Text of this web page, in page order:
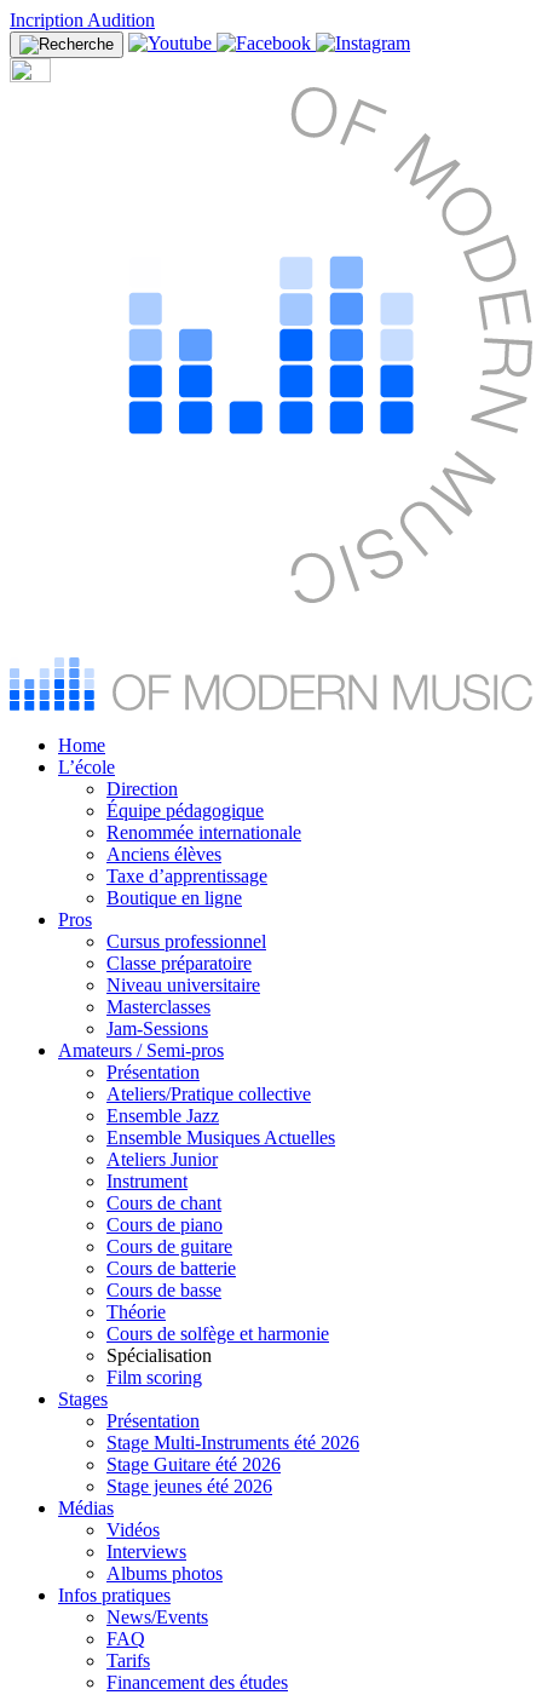
Incription Audition
Home
L’école
Direction
Équipe pédagogique
Renommée internationale
Anciens élèves
Taxe d’apprentissage
Boutique en ligne
Pros
Cursus professionnel
Classe préparatoire
Niveau universitaire
Masterclasses
Jam-Sessions
Amateurs / Semi-pros
Présentation
Ateliers/Pratique collective
Ensemble Jazz
Ensemble Musiques Actuelles
Ateliers Junior
Instrument
Cours de chant
Cours de piano
Cours de guitare
Cours de batterie
Cours de basse
Théorie
Cours de solfège et harmonie
Spécialisation
Film scoring
Stages
Présentation
Stage Multi-Instruments été 2026
Stage Guitare été 2026
Stage jeunes été 2026
Médias
Vidéos
Interviews
Albums photos
Infos pratiques
News/Events
FAQ
Tarifs
Financement des études